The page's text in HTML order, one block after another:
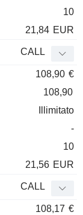
10
21,84 EUR
CALL
108,90 €
108,90
Illimitato
-
10
21,56 EUR
CALL
108,17 €